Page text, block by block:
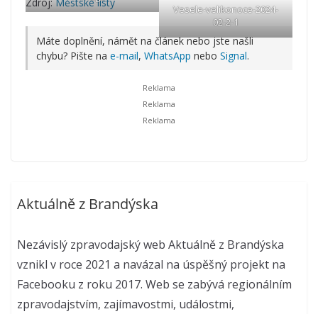
Vesele-velikonoce-2024-
02-2-1
Máte doplnění, námět na článek nebo jste našli
chybu? Pište na e-mail, WhatsApp nebo Signal.
Aktuálně z Brandýska
Nezávislý zpravodajský web Aktuálně z Brandýska
vznikl v roce 2021 a navázal na úspěšný projekt na
Facebooku z roku 2017. Web se zabývá regionálním
zpravodajstvím, zajímavostmi, událostmi,